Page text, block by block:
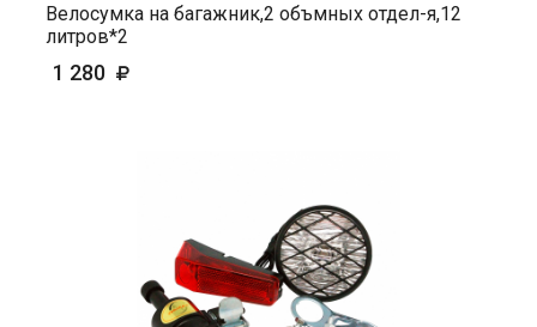
Велосумка на багажник,2 объмных отдел-я,12
литров*2
1 280